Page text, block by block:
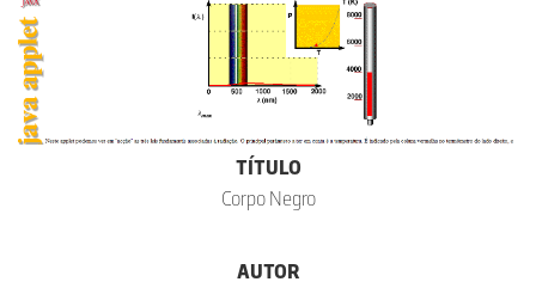
TÍTULO
Corpo Negro
AUTOR